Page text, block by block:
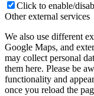
Click to enable/
Other external services
We also use different
Google Maps, and
may collect personal
them here. Please be
functionality and
once you reload the